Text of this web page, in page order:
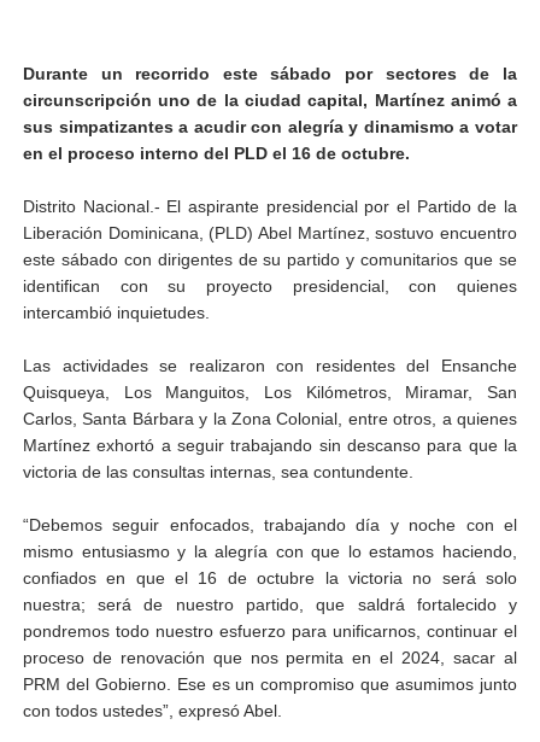
Durante un recorrido este sábado por sectores de la
circunscripción uno de la ciudad capital, Martínez animó a
sus simpatizantes a acudir con alegría y dinamismo a votar
en el proceso interno del PLD el 16 de octubre.
Distrito Nacional.- El aspirante presidencial por el Partido de la
Liberación Dominicana, (PLD) Abel Martínez, sostuvo encuentro
este sábado con dirigentes de su partido y comunitarios que se
identifican con su proyecto presidencial, con quienes
intercambió inquietudes.
Las actividades se realizaron con residentes del Ensanche
Quisqueya, Los Manguitos, Los Kilómetros, Miramar, San
Carlos, Santa Bárbara y la Zona Colonial, entre otros, a quienes
Martínez exhortó a seguir trabajando sin descanso para que la
victoria de las consultas internas, sea contundente.
“Debemos seguir enfocados, trabajando día y noche con el
mismo entusiasmo y la alegría con que lo estamos haciendo,
confiados en que el 16 de octubre la victoria no será solo
nuestra; será de nuestro partido, que saldrá fortalecido y
pondremos todo nuestro esfuerzo para unificarnos, continuar el
proceso de renovación que nos permita en el 2024, sacar al
PRM del Gobierno. Ese es un compromiso que asumimos junto
con todos ustedes”, expresó Abel.